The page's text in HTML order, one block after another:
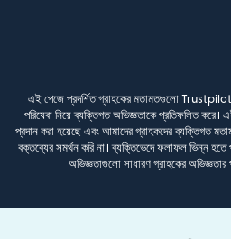
এই পেজে প্রদর্শিত গ্রাহকের মতামতগুলো Trustpilot
পরিষেবা নিয়ে ব্যক্তিগত অভিজ্ঞতাকে প্রতিফলিত
প্রদান করা হয়েছে এবং আমাদের গ্রাহকদের ব্যক্তিগত
বক্তব্যের সমর্থন করি না। ব্যক্তিভেদে ফলাফল ভিন্ন হতে
অভিজ্ঞতাগুলো সাধারণ গ্রাহকের অভিজ্ঞতার